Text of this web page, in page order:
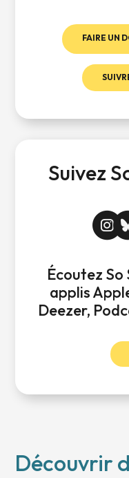
FAIRE UN
Suivez
Écoutez So
applis
Deezer,
Découvrir